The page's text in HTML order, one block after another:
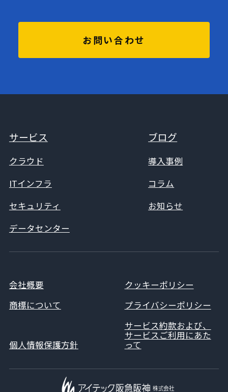
お問い合わせ
サービス
クラウド
ITインフラ
セキュリティ
データセンター
ブログ
導入事例
コラム
お知らせ
会社概要
クッキーポリシー
商標について
プライバシーポリシー
個人情報保護方針
サービス約款および、
サービスご利用にあた
って